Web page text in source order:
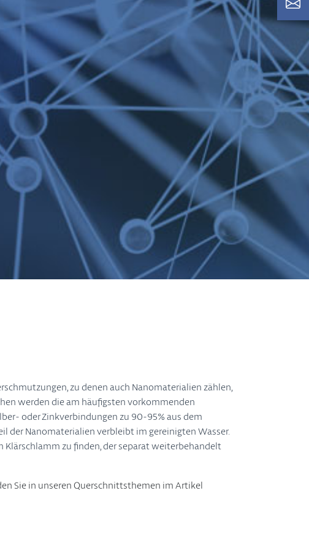
zu denen auch Nanomaterialien zählen,
werden die am häufigsten vorkommenden
oder Zinkverbindungen zu 90-95% aus dem
der Nanomaterialien verbleibt im gereinigten Wasser.
zu finden, der separat weiterbehandelt
Sie in unseren Querschnittsthemen im Artikel